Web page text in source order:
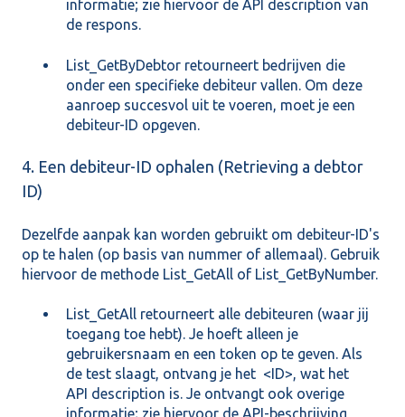
informatie; zie hiervoor de API description van
de respons.
List_GetByDebtor retourneert bedrijven die
onder een specifieke debiteur vallen. Om deze
aanroep succesvol uit te voeren, moet je een
debiteur-ID opgeven.
4. Een debiteur-ID ophalen (Retrieving a debtor
ID)
Dezelfde aanpak kan worden gebruikt om debiteur-ID's
op te halen (op basis van nummer of allemaal). Gebruik
hiervoor de methode List_GetAll of List_GetByNumber.
List_GetAll retourneert alle debiteuren (waar jij
toegang toe hebt). Je hoeft alleen je
gebruikersnaam en een token op te geven. Als
de test slaagt, ontvang je het <ID>, wat het
API description is. Je ontvangt ook overige
informatie; zie hiervoor de API-beschrijving